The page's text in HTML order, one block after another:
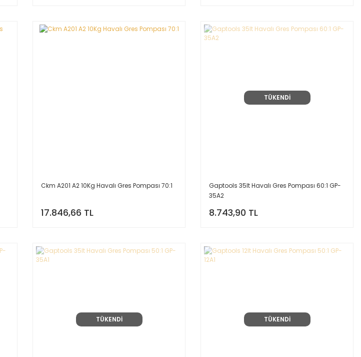
Ckm A201 A2 10Kg Havalı Gres Pompası 70:1
17.846,66 TL
TÜKENDİ
Gaptools 35lt Havalı Gres Pompası 60:1 GP-
35A2
8.743,90 TL
TÜKENDİ TÜKENDİ